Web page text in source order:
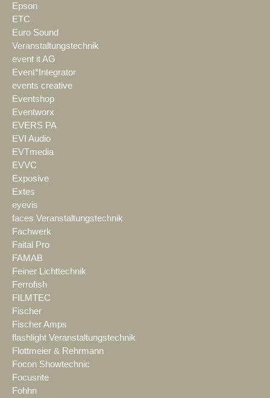
Epson
ETC
Euro Sound
Veranstaltungstechnik
event it AG
Event*Integrator
events creative
Eventshop
Eventworx
EVERS PA
EVI Audio
EVTmedia
EVVC
Exposive
Extes
eyevis
faces Veranstaltungstechnik
Fachwerk
Faital Pro
FAMAB
Feiner Lichttechnik
Ferrofish
FILMTEC
Fischer
Fischer Amps
flashlight Veranstaltungstechnik
Flottmeier & Rehrmann
Focon Showtechnic
Focusrite
Fohhn